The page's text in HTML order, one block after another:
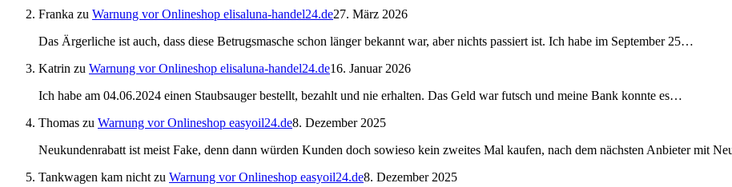
Franka zu Warnung vor Onlineshop elisaluna-handel24.de27. März 2026
Das Ärgerliche ist auch, dass diese Betrugsmasche schon länger bekannt war, aber nichts passiert ist. Ich habe im September 25…
Katrin zu Warnung vor Onlineshop elisaluna-handel24.de16. Januar 2026
Ich habe am 04.06.2024 einen Staubsauger bestellt, bezahlt und nie erhalten. Das Geld war futsch und meine Bank konnte es…
Thomas zu Warnung vor Onlineshop easyoil24.de8. Dezember 2025
Neukundenrabatt ist meist Fake, denn dann würden Kunden doch sowieso kein zweites Mal kaufen, nach dem nächsten Anbieter mit
Tankwagen kam nicht zu Warnung vor Onlineshop easyoil24.de8. Dezember 2025